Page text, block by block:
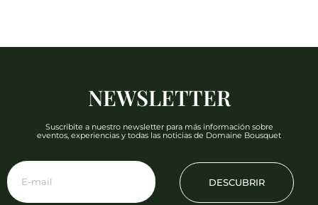
NEWSLETTER
Suscribite a nuestro newsletter para más información sobre
eventos, experiencias y todas las noticias de Domaine Bousquet
DESCUBRIR